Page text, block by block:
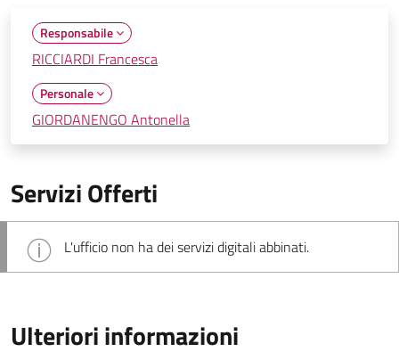
Responsabile
RICCIARDI Francesca
Personale
GIORDANENGO Antonella
Servizi Offerti
L'ufficio non ha dei servizi digitali abbinati.
Ulteriori informazioni